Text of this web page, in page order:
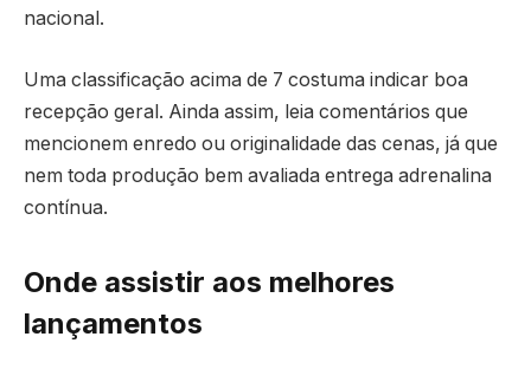
nacional.
Uma classificação acima de 7 costuma indicar boa
recepção geral. Ainda assim, leia comentários que
mencionem enredo ou originalidade das cenas, já que
nem toda produção bem avaliada entrega adrenalina
contínua.
Onde assistir aos melhores
lançamentos